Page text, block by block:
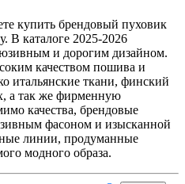
купить брендовый пуховик
В каталоге 2025-2026
и дорогим дизайном.
качеством пошива и
итальянские ткани, финский
а так же фирменную
качества, брендовые
фасоном и изысканной
линии, продуманные
модного образа.